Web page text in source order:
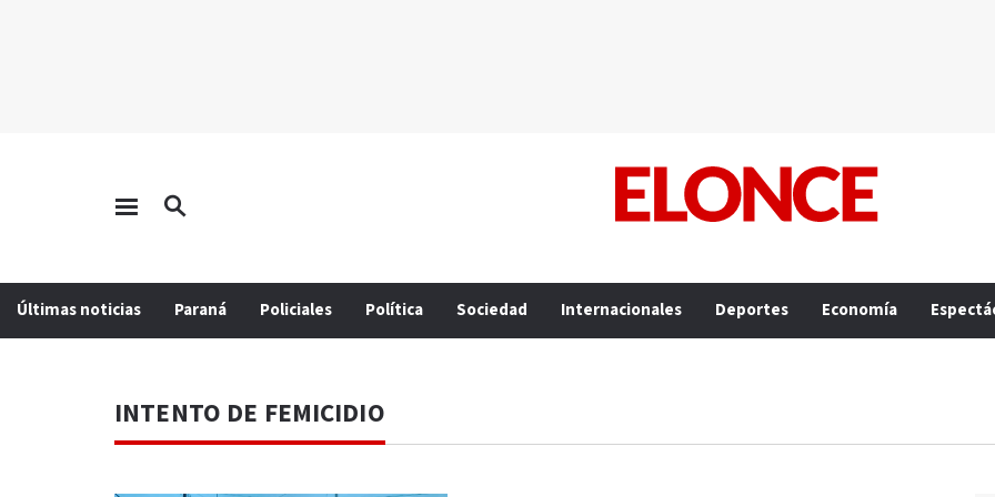
Últimas noticias Paraná Policiales Política Sociedad Internacionales Deportes Economía
INTENTO DE FEMICIDIO